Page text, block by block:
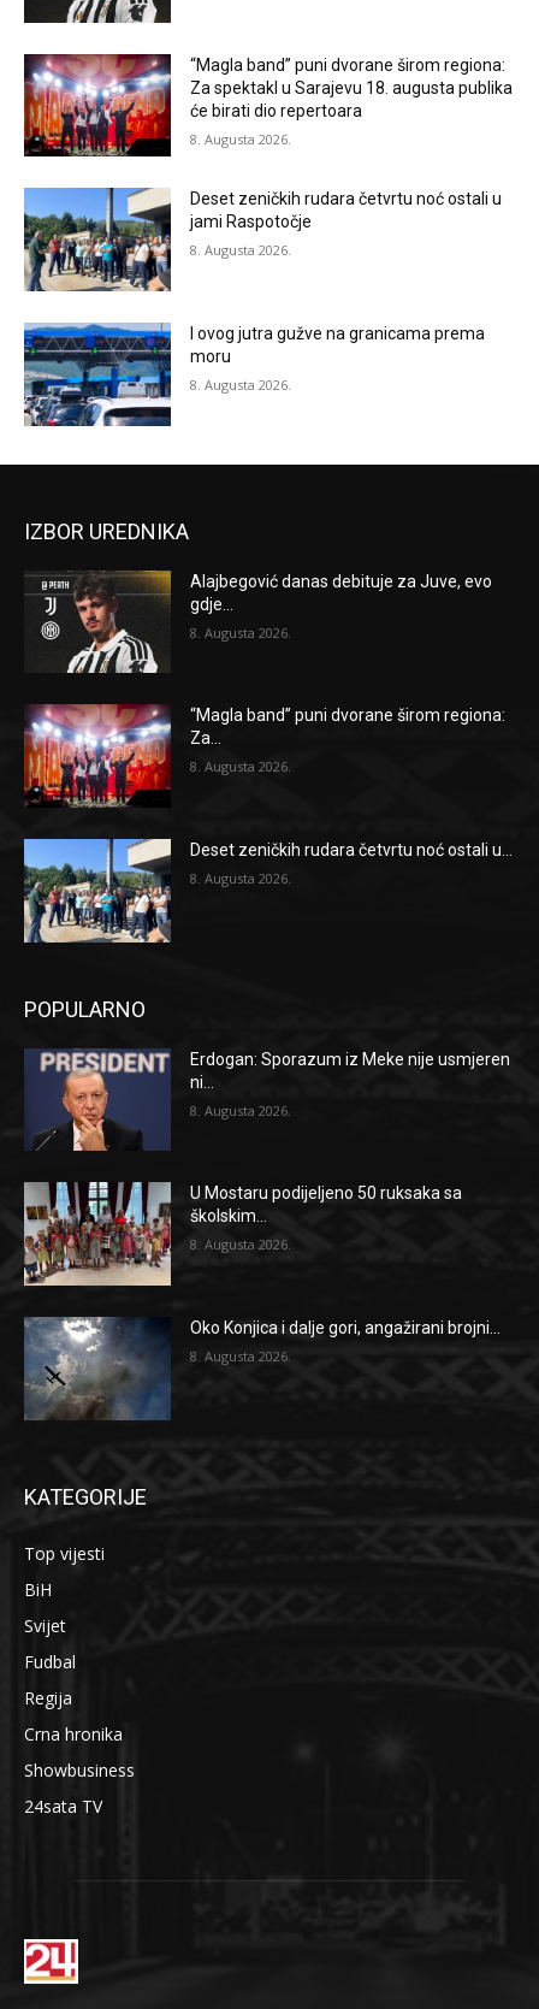
“Magla band” puni dvorane širom regiona:
Za spektakl u Sarajevu 18. augusta publika
će birati dio repertoara
8. Augusta 2026.
Deset zeničkih rudara četvrtu noć ostali u
jami Raspotočje
8. Augusta 2026.
I ovog jutra gužve na granicama prema
moru
8. Augusta 2026.
IZBOR UREDNIKA
Alajbegović danas debituje za Juve, evo
gdje...
8. Augusta 2026.
“Magla band” puni dvorane širom regiona:
Za...
8. Augusta 2026.
Deset zeničkih rudara četvrtu noć ostali u...
8. Augusta 2026.
POPULARNO
Erdogan: Sporazum iz Meke nije usmjeren
ni...
8. Augusta 2026.
U Mostaru podijeljeno 50 ruksaka sa
školskim...
8. Augusta 2026.
Oko Konjica i dalje gori, angažirani brojni...
8. Augusta 2026.
KATEGORIJE
Top vijesti
BiH
Svijet
Fudbal
Regija
Crna hronika
Showbusiness
24sata TV